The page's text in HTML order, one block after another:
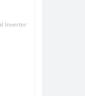
Inverter